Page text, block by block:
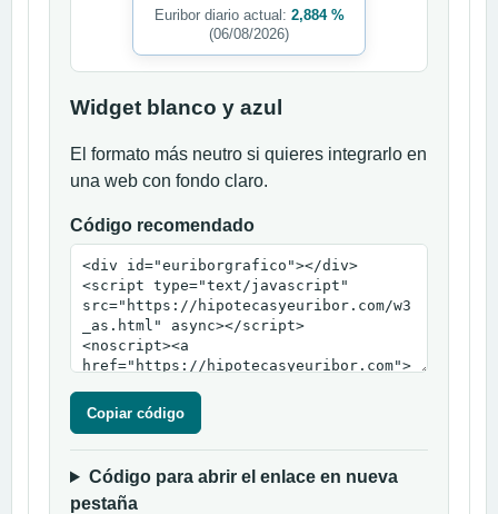
Euribor diario actual: 2,884 %
(06/08/2026)
Widget blanco y azul
El formato más neutro si quieres integrarlo en
una web con fondo claro.
Código recomendado
Copiar código
Código para abrir el enlace en nueva
pestaña